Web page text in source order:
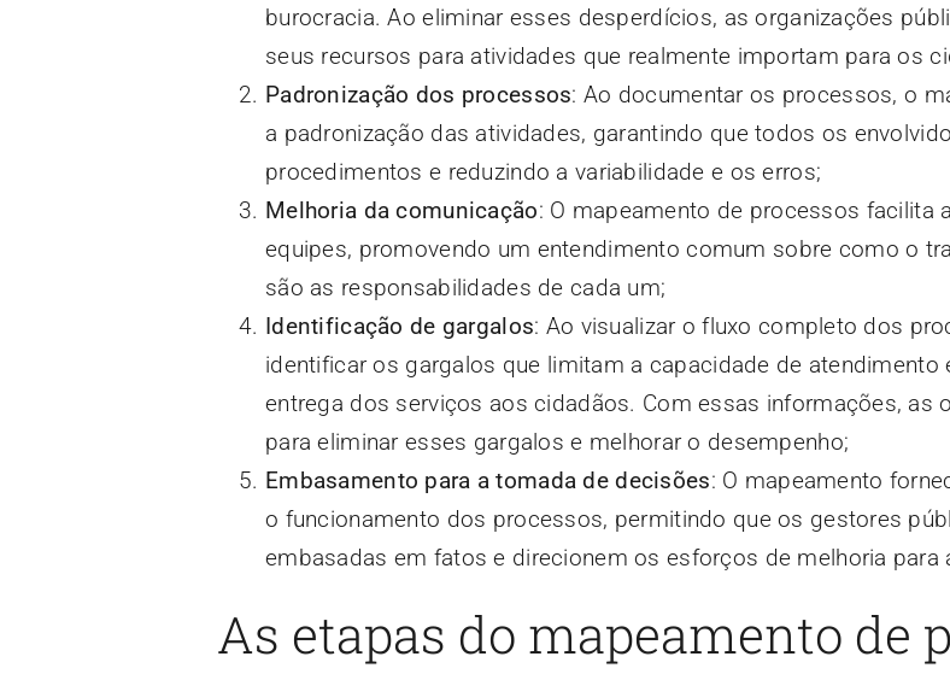
burocracia. Ao eliminar esses desperdícios, as organizações
seus recursos para atividades que realmente importam para os
Padronização dos processos: Ao documentar os processos, o
a padronização das atividades, garantindo que todos os
procedimentos e reduzindo a variabilidade e os erros;
Melhoria da comunicação: O mapeamento de processos facilita
equipes, promovendo um entendimento comum sobre como o
são as responsabilidades de cada um;
Identificação de gargalos: Ao visualizar o fluxo completo dos
identificar os gargalos que limitam a capacidade de atendimento
entrega dos serviços aos cidadãos. Com essas informações, as
para eliminar esses gargalos e melhorar o desempenho;
Embasamento para a tomada de decisões: O mapeamento
o funcionamento dos processos, permitindo que os gestores
embasadas em fatos e direcionem os esforços de melhoria para
As etapas do mapeamento de